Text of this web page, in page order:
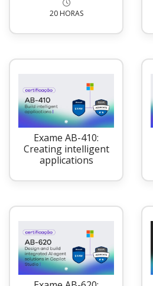
20 HORAS
Exame AB-410:
Creating intelligent
applications